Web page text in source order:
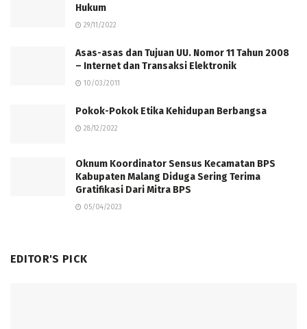
Hukum
29/11/2022
Asas-asas dan Tujuan UU. Nomor 11 Tahun 2008
– Internet dan Transaksi Elektronik
10/03/2011
Pokok-Pokok Etika Kehidupan Berbangsa
28/12/2022
Oknum Koordinator Sensus Kecamatan BPS
Kabupaten Malang Diduga Sering Terima
Gratifikasi Dari Mitra BPS
05/04/2023
EDITOR'S PICK